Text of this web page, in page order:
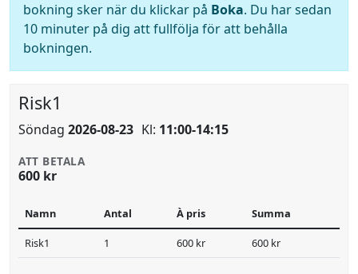
bokning sker när du klickar på Boka. Du har sedan
10 minuter på dig att fullfölja för att behålla
bokningen.
Risk1
Söndag 2026-08-23 Kl: 11:00-14:15
ATT BETALA
600 kr
Namn Antal À pris Summa
Risk1 1 600 kr 600 kr